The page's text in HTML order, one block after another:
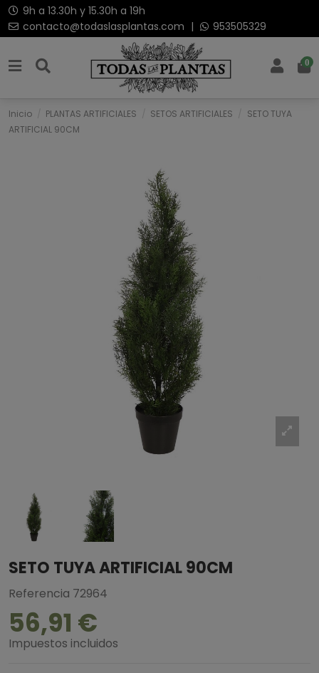
9h a 13.30h y 15.30h a 19h
contacto@todaslasplantas.com | 953505329
0
Inicio PLANTAS ARTIFICIALES SETOS ARTIFICIALES
SETO TUYA
ARTIFICIAL 90CM
SETO TUYA ARTIFICIAL 90CM
Referencia 72964
56,91 €
Impuestos incluidos